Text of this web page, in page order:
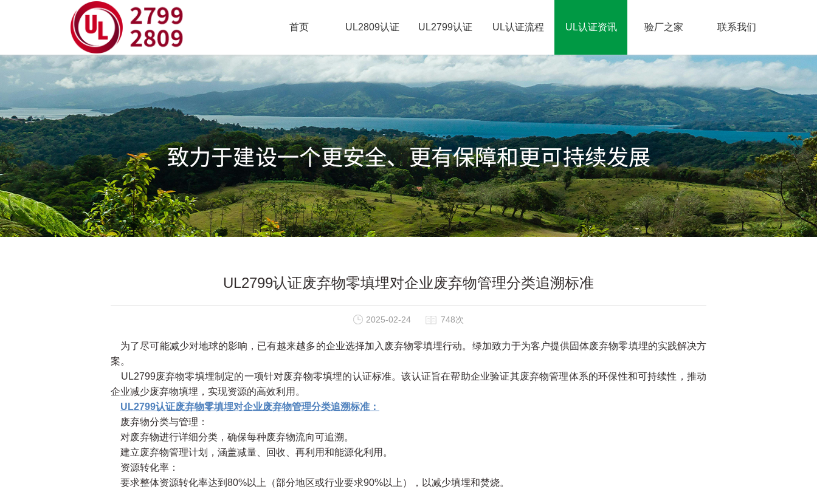
首页 UL2809认证 UL2799认证 UL认证流程 UL认证资讯 验厂之家 联系我们
UL2799认证废弃物零填埋对企业废弃物管理分类追溯标准
2025-02-24 748次
为了尽可能减少对地球的影响，已有越来越多的企业选择加入废弃物零填埋行动。绿加致力于为客户提供固体废弃物零填埋的实践解决方
案。
UL2799废弃物零填埋制定的一项针对废弃物零填埋的认证标准。该认证旨在帮助企业验证其废弃物管理体系的环保性和可持续性，推动
企业减少废弃物填埋，实现资源的高效利用。
UL2799认证废弃物零填埋对企业废弃物管理分类追溯标准：
废弃物分类与管理：
对废弃物进行详细分类，确保每种废弃物流向可追溯。
建立废弃物管理计划，涵盖减量、回收、再利用和能源化利用。
资源转化率：
要求整体资源转化率达到80%以上（部分地区或行业要求90%以上），以减少填埋和焚烧。